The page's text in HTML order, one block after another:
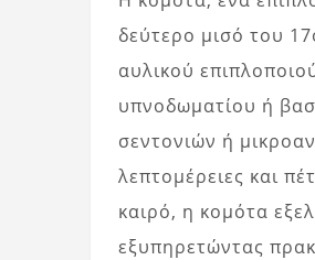
δεύτερο μισό του
αυλικού
υπνοδωματίου ή
σεντονιών ή
λεπτομέρειες και
καιρό, η κομότα
εξυπηρετώντας